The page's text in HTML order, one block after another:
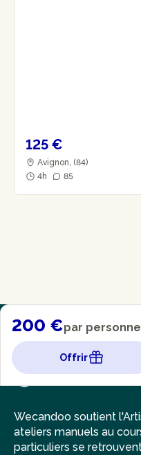
125 €
Avignon, (84)
4h
85
200 €par personne
Offrir
Wecandoo soutient
ateliers manuels au
particuliers se